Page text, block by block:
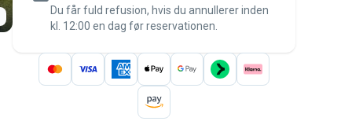
besked til betalingen – for at være dækket
af Pawshake-garantien.
Du får fuld refusion, hvis du annullerer inden
kl. 12:00 en dag før reservationen.